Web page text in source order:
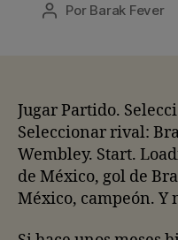
Autor
Por Barak Fever
Jugar Partido.
Seleccionar rival:
Wembley. Start.
de México, gol de
México, campeón. Y